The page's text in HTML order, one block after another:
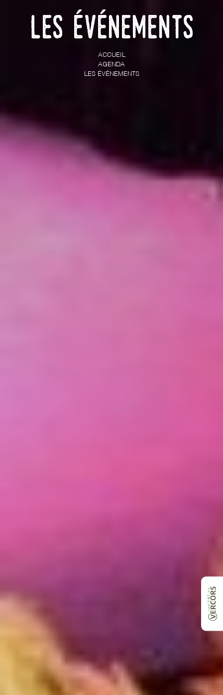
Les événements
ACCUEIL
AGENDA
LES ÉVÉNEMENTS